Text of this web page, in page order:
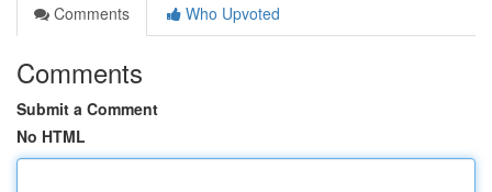
Comments
Who Upvoted
Comments
Submit a Comment
No HTML